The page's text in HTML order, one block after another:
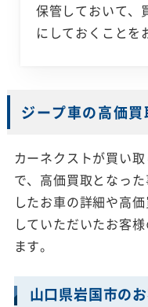
保管しておいて、
にしておくことを
ジープ車の高価買
カーネクストが買い
で、高価買取となっ
したお車の詳細や高
していただいたお客
ます。
山口県岩国市の